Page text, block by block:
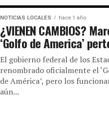
NOTICIAS LOCALES hace 1 año
¿VIENEN CAMBIOS?
‘Golfo de America’
El gobierno federal de los
renombrado oficialmente el
de América’, pero los
aún...